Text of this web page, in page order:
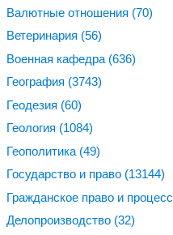
Валютные отношения (70)
Ветеринария (56)
Военная кафедра (636)
География (3743)
Геодезия (60)
Геология (1084)
Геополитика (49)
Государство и право (13144)
Гражданское право и процесс
Делопроизводство (32)